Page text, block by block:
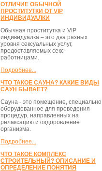
ОТЛИЧИЕ ОБЫЧНОЙ
ПРОСТИТУТКИ ОТ VIP
ИНДИВИДУАЛКИ
Обычная проститутка и VIP
индивидуалка – это два разных
уровня сексуальных услуг,
предоставляемых секс-
работницами.
Подробнее...
ЧТО ТАКОЕ САУНА? КАКИЕ ВИДЫ
САУН БЫВАЕТ?
Сауна - это помещение, специально
оборудованное для проведения
процедур, направленных на
релаксацию и оздоровление
организма.
Подробнее...
ЧТО ТАКОЕ КОМПЛЕКС
СТРОИТЕЛЬНЫЙ? ОПИСАНИЕ И
ОПРЕДЕЛЕНИЕ ПОНЯТИЯ